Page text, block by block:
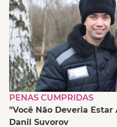
PENAS CUMPRIDAS
"Você Não Deveria
Danil Suvorov